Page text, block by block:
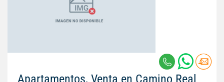
Apartamentos, Venta en Camino Real